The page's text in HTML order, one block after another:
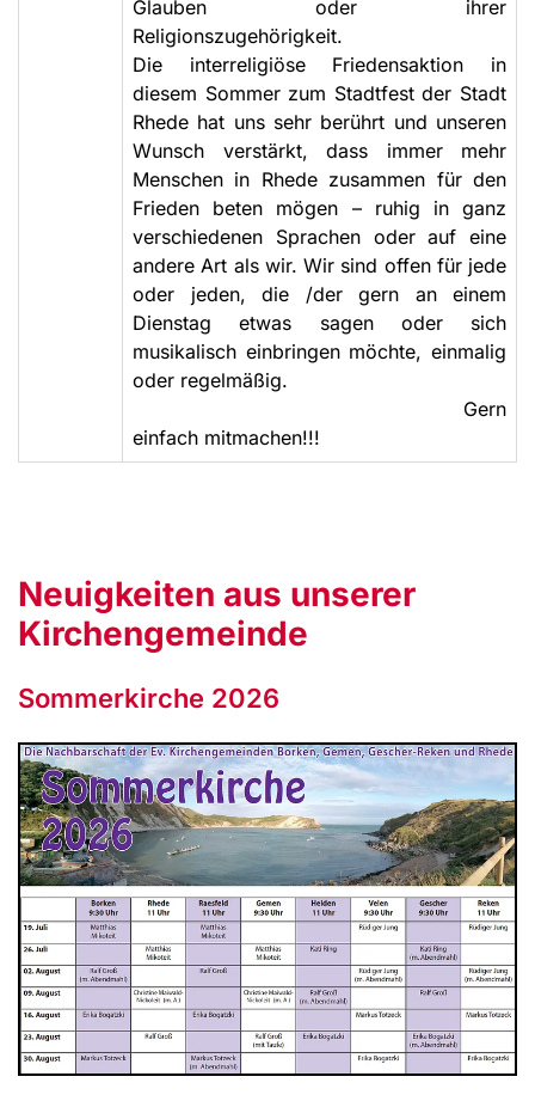
Glauben oder ihrer
Religionszugehörigkeit.
Die interreligiöse Friedensaktion in
diesem Sommer zum Stadtfest der Stadt
Rhede hat uns sehr berührt und unseren
Wunsch verstärkt, dass immer mehr
Menschen in Rhede zusammen für den
Frieden beten mögen – ruhig in ganz
verschiedenen Sprachen oder auf eine
andere Art als wir. Wir sind offen für jede
oder jeden, die /der gern an einem
Dienstag etwas sagen oder sich
musikalisch einbringen möchte, einmalig
oder regelmäßig.
Gern
einfach mitmachen!!!
Neuigkeiten aus unserer
Kirchengemeinde
Sommerkirche 2026